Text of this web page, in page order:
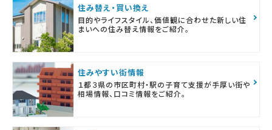
住み替え・買い換え
目的やライフスタイル、価値観に合わせた新しい住
まいへの住み替え情報をご紹介。
住みやすい街情報
１都３県の市区町村・駅の子育て支援が手厚い街や
相場情報、口コミ情報をご紹介。